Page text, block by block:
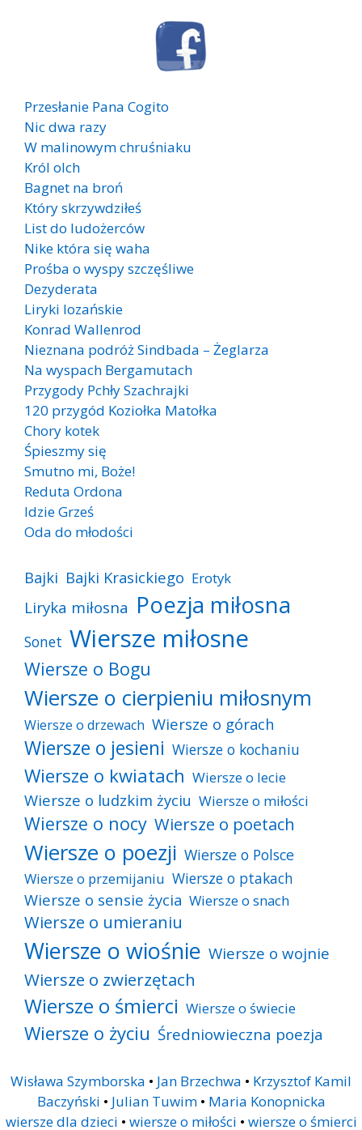
Przesłanie Pana Cogito
Nic dwa razy
W malinowym chruśniaku
Król olch
Bagnet na broń
Który skrzywdziłeś
List do ludożerców
Nike która się waha
Prośba o wyspy szczęśliwe
Dezyderata
Liryki lozańskie
Konrad Wallenrod
Nieznana podróż Sindbada – Żeglarza
Na wyspach Bergamutach
Przygody Pchły Szachrajki
120 przygód Koziołka Matołka
Chory kotek
Śpieszmy się
Smutno mi, Boże!
Reduta Ordona
Idzie Grześ
Oda do młodości
Bajki Bajki Krasickiego Erotyk
Liryka miłosna Poezja miłosna
Sonet Wiersze miłosne
Wiersze o Bogu
Wiersze o cierpieniu miłosnym
Wiersze o drzewach Wiersze o górach
Wiersze o jesieni Wiersze o kochaniu
Wiersze o kwiatach Wiersze o lecie
Wiersze o ludzkim życiu Wiersze o miłości
Wiersze o nocy Wiersze o poetach
Wiersze o poezji Wiersze o Polsce
Wiersze o przemijaniu Wiersze o ptakach
Wiersze o sensie życia Wiersze o snach
Wiersze o umieraniu
Wiersze o wiośnie Wiersze o wojnie
Wiersze o zwierzętach
Wiersze o śmierci Wiersze o świecie
Wiersze o życiu Średniowieczna poezja
Wisława Szymborska • Jan Brzechwa • Krzysztof Kamil
Baczyński • Julian Tuwim• Maria Konopnicka
wiersze dla dzieci • wiersze o miłości • wiersze o śmierci